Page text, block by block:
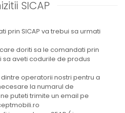
SICAP
prin SICAP va trebui sa urmati
doriti sa le comandati prin
sa aveti codurile de produs
operatorii nostri pentru a
la numarul de
puteti trimite un email pe